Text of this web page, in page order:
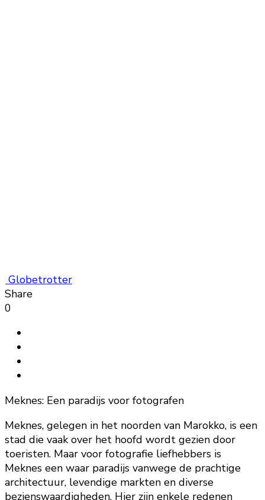
Globetrotter
Share
0
Meknes: Een paradijs voor fotografen
Meknes, gelegen in het noorden van Marokko, is een
stad die vaak over het hoofd wordt gezien door
toeristen. Maar voor fotografie liefhebbers is
Meknes een waar paradijs vanwege de prachtige
architectuur, levendige markten en diverse
bezienswaardigheden. Hier zijn enkele redenen